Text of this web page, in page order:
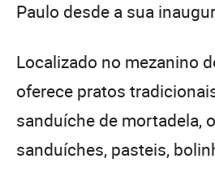
Paulo desde a sua
Localizado no mezanino
oferece pratos
sanduíche de mortadela,
sanduíches, pasteis,